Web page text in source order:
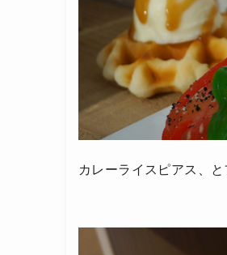
カレーライスピアス、